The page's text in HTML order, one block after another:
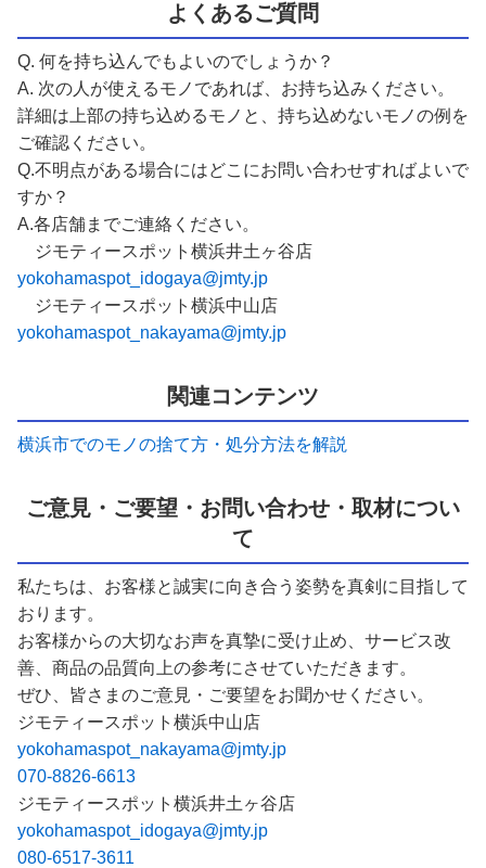
よくあるご質問
Q. 何を持ち込んでもよいのでしょうか？
A. 次の人が使えるモノであれば、お持ち込みください。
詳細は上部の持ち込めるモノと、持ち込めないモノの例を
ご確認ください。
Q.不明点がある場合にはどこにお問い合わせすればよいで
すか？
A.各店舗までご連絡ください。
ジモティースポット横浜井土ヶ谷店
yokohamaspot_idogaya@jmty.jp
ジモティースポット横浜中山店
yokohamaspot_nakayama@jmty.jp
関連コンテンツ
横浜市でのモノの捨て方・処分方法を解説
ご意見・ご要望・お問い合わせ・取材につい
て
私たちは、お客様と誠実に向き合う姿勢を真剣に目指して
おります。
お客様からの大切なお声を真摯に受け止め、サービス改
善、商品の品質向上の参考にさせていただきます。
ぜひ、皆さまのご意見・ご要望をお聞かせください。
ジモティースポット横浜中山店
yokohamaspot_nakayama@jmty.jp
070-8826-6613
ジモティースポット横浜井土ヶ谷店
yokohamaspot_idogaya@jmty.jp
080-6517-3611